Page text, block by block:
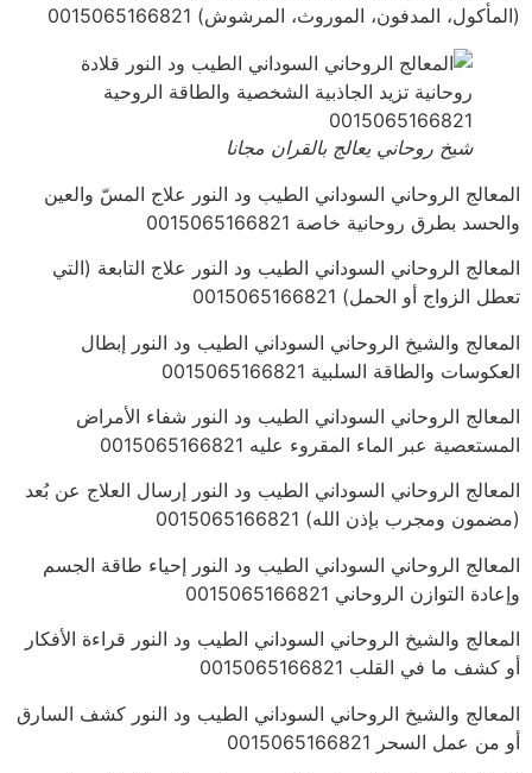
(المأكول، المدفون، الموروث، المرشوش) 0015065166821
شيخ روحاني يعالج بالقران مجانا
المعالج الروحاني السوداني الطيب ود النور علاج المسّ والعين
والحسد بطرق روحانية خاصة 0015065166821
المعالج الروحاني السوداني الطيب ود النور علاج التابعة (التي
تعطل الزواج أو الحمل) 0015065166821
المعالج والشيخ الروحاني السوداني الطيب ود النور إبطال
العكوسات والطاقة السلبية 0015065166821
المعالج الروحاني السوداني الطيب ود النور شفاء الأمراض
المستعصية عبر الماء المقروء عليه 0015065166821
المعالج الروحاني السوداني الطيب ود النور إرسال العلاج عن بُعد
(مضمون ومجرب بإذن الله) 0015065166821
المعالج الروحاني السوداني الطيب ود النور إحياء طاقة الجسم
وإعادة التوازن الروحاني 0015065166821
المعالج والشيخ الروحاني السوداني الطيب ود النور قراءة الأفكار
أو كشف ما في القلب 0015065166821
المعالج والشيخ الروحاني السوداني الطيب ود النور كشف السارق
أو من عمل السحر 0015065166821